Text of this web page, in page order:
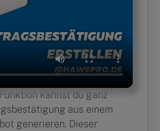
kannst du ganz
aus einem
generieren. Dieser